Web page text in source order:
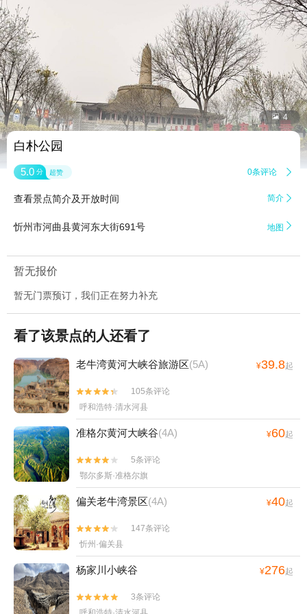
 4
白朴公园
5.0 分 超赞 0条评论 
查看景点简介及开放时间 简介 
忻州市河曲县黄河东大街691号 地图 
暂无报价
暂无门票预订，我们正在努力补充
看了该景点的人还看了
老牛湾黄河大峡谷旅游区(5A) ¥39.8起


105条评论
呼和浩特·清水河县
准格尔黄河大峡谷(4A) ¥60起


5条评论
鄂尔多斯·准格尔旗
偏关老牛湾景区(4A) ¥40起


147条评论
忻州·偏关县
杨家川小峡谷 ¥276起


3条评论
